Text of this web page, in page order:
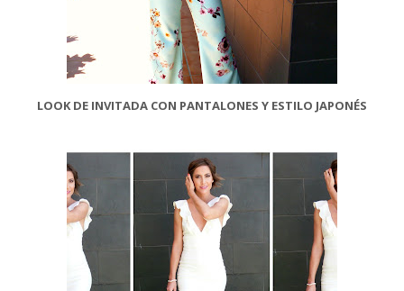
LOOK DE INVITADA CON PANTALONES Y ESTILO JAPONÉS